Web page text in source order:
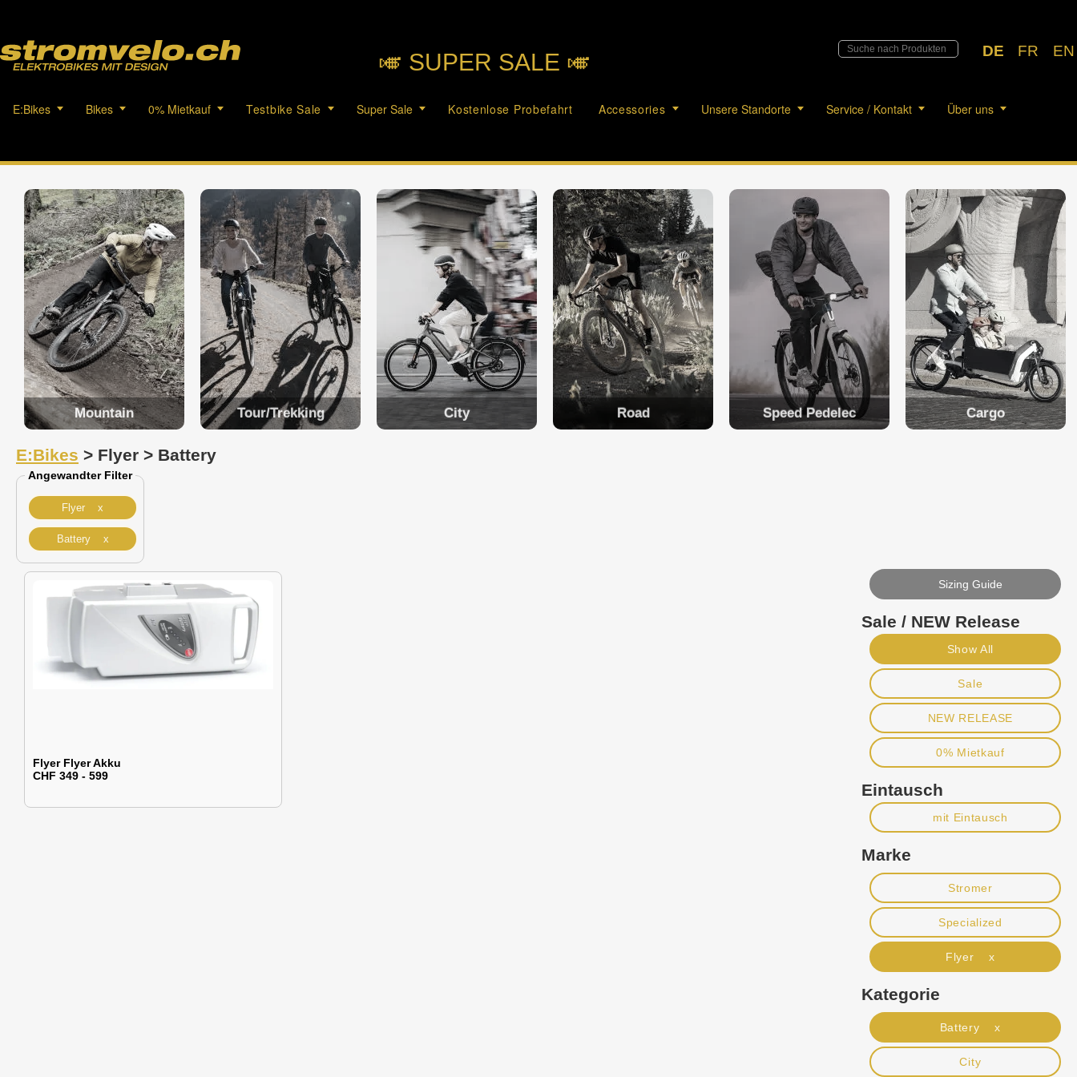
DE FR EN
🎺︎ SUPER SALE 🎺︎
E:Bikes Bikes 0% Mietkauf Testbike Sale Super Sale Kostenlose Probefahrt Accessories Unsere Standorte Service / Kontakt Über uns
Mountain Tour/Trekking City Road Speed Pedelec Cargo
E:Bikes > Flyer > Battery
Angewandter Filter
Flyer x
Battery x
Flyer Flyer Akku
CHF 349 - 599
Sizing Guide
Sale / NEW Release
Show All
Sale
NEW RELEASE
0% Mietkauf
Eintausch
mit Eintausch
Marke
Stromer
Specialized
Flyer x
Kategorie
Battery x
City